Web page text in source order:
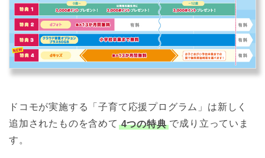
ドコモが実施する「子育て応援プログラム」は新しく
追加されたものを含めて 4つの特典 で成り立っていま
す。